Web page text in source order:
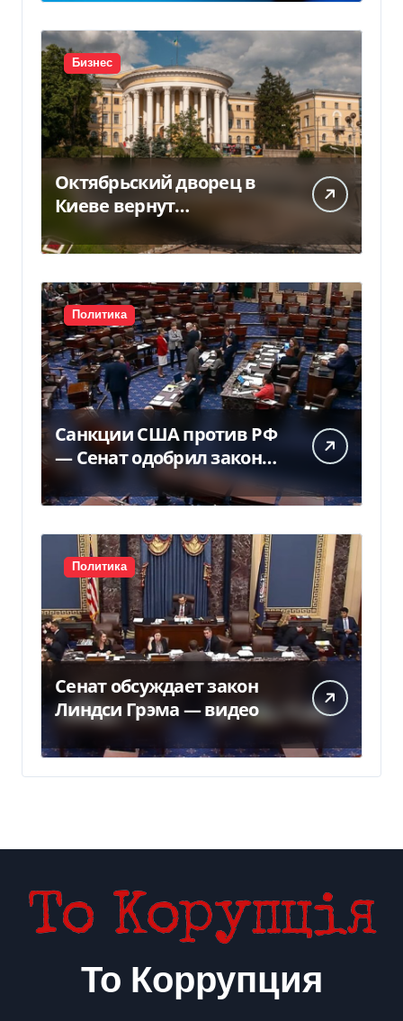
Бизнес
Октябрьский дворец в
Киеве вернут
государству — решение
суда — Delo.ua
Политика
Санкции США против РФ
— Сенат одобрил закон
Грема — Фокус
Политика
Сенат обсуждает закон
Линдси Грэма — видео
То Коррупция